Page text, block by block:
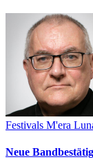
Festivals M'era
Neue